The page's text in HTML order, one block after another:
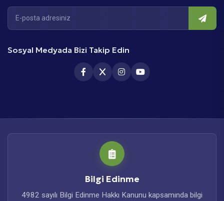
Sosyal Medyada Bizi Takip Edin
Bilgi Edinme
4982 sayılı Bilgi Edinme Hakkı Kanunu kapsamında bilgi